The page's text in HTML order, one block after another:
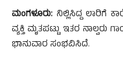
ಮಂಗಳೂರು: ನಿಲ್ಲಿಸಿದ್ದ ಲಾರಿಗೆ
ವ್ಯಕ್ತಿ ಮೃತಪಟ್ಟು ಇತರ
ಭಾನುವಾರ ಸಂಭವಿಸಿದೆ.